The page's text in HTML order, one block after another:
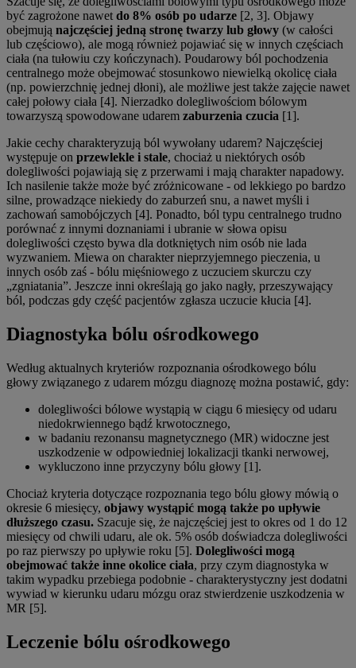
być zagrożone nawetdo 8% osób po udarze [2, 3]. Objawy
obejmują najczęściej jedną stronę twarzy lub głowy (w całości
lub częściowo), ale mogą również pojawiać się w innych częściach
ciała (na tułowiu czy kończynach). Poudarowy ból pochodzenia
centralnego może obejmować stosunkowo niewielką okolicę ciała
(np. powierzchnię jednej dłoni), ale możliwe jest także zajęcie nawet
całej połowy ciała [4]. Nierzadko dolegliwościom bólowym
towarzyszą spowodowane udarem zaburzenia czucia [1].
Jakie cechy charakteryzują ból wywołany udarem? Najczęściej
występuje on przewlekle i stale, chociaż u niektórych osób
dolegliwości pojawiają się z przerwami i mają charakter napadowy.
Ich nasilenie także może być zróżnicowane - od lekkiego po bardzo
silne, prowadzące niekiedy do zaburzeń snu, a nawet myśli i
zachowań samobójczych [4]. Ponadto, ból typu centralnego trudno
porównać z innymi doznaniami i ubranie w słowa opisu
dolegliwości często bywa dla dotkniętych nim osób nie lada
wyzwaniem. Miewa on charakter nieprzyjemnego pieczenia, u
innych osób zaś - bólu mięśniowego z uczuciem skurczu czy
„zgniatania”. Jeszcze inni określają go jako nagły, przeszywający
ból, podczas gdy część pacjentów zgłasza uczucie kłucia [4].
Diagnostyka bólu ośrodkowego
Według aktualnych kryteriów rozpoznania ośrodkowego bólu
głowy związanego z udarem mózgu diagnozę można postawić, gdy:
dolegliwości bólowe wystąpią w ciągu 6 miesięcy od udaru
niedokrwiennego bądź krwotocznego,
w badaniu rezonansu magnetycznego (MR) widoczne jest
uszkodzenie w odpowiedniej lokalizacji tkanki nerwowej,
wykluczono inne przyczyny bólu głowy [1].
Chociaż kryteria dotyczące rozpoznania tego bólu głowy mówią o
okresie 6 miesięcy, objawy wystąpić mogą także po upływie
dłuższego czasu. Szacuje się, że najczęściej jest to okres od 1 do 12
miesięcy od chwili udaru, ale ok. 5% osób doświadcza dolegliwości
po raz pierwszy po upływie roku [5]. Dolegliwości mogą
obejmować także inne okolice ciała, przy czym diagnostyka w
takim wypadku przebiega podobnie - charakterystyczny jest dodatni
wywiad w kierunku udaru mózgu oraz stwierdzenie uszkodzenia w
MR [5].
Leczenie bólu ośrodkowego